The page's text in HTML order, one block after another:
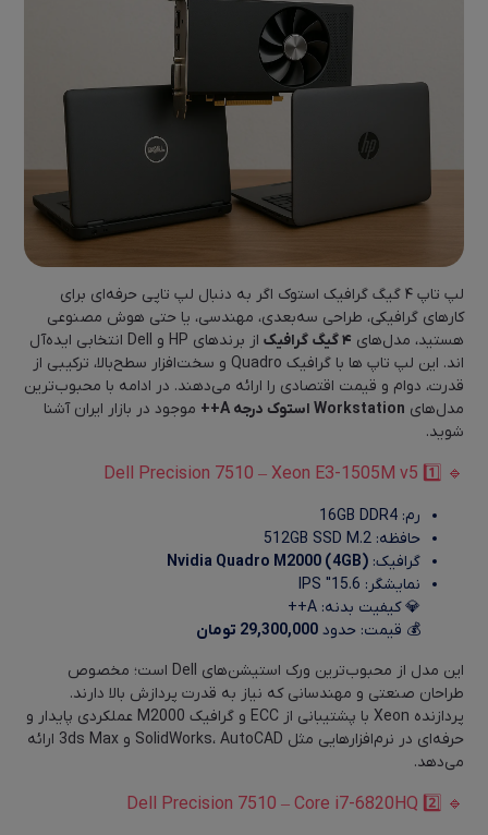
لپ تاپ ۴ گیگ گرافیک استوک اگر به دنبال لپ تاپی حرفه‌ای برای
کارهای گرافیکی، طراحی سه‌بعدی، مهندسی، یا حتی هوش مصنوعی
هستید، مدل‌های ۴ گیگ گرافیک
از برندهای HP و Dell انتخابی ایده‌آل‌
اند. این لپ تاپ‌ ها با گرافیک Quadro و سخت‌افزار سطح‌بالا، ترکیبی از
قدرت، دوام و قیمت اقتصادی را ارائه می‌دهند. در ادامه با محبوب‌ترین
مدل‌های Workstation استوک درجه A++
موجود در بازار ایران آشنا
شوید.
🔹 1️⃣ Dell Precision 7510 – Xeon E3-1505M v5
رم: 16GB DDR4
حافظه: 512GB SSD M.2
گرافیک: Nvidia Quadro M2000 (4GB)
نمایشگر: 15.6″ IPS
💎 کیفیت بدنه: A++
💰 قیمت: حدود 29,300,000 تومان
این مدل از محبوب‌ترین ورک‌ استیشن‌های Dell است؛ مخصوص
طراحان صنعتی و مهندسانی که نیاز به قدرت پردازش بالا دارند.
پردازنده Xeon با پشتیبانی از ECC و گرافیک M2000 عملکردی پایدار و
حرفه‌ای در نرم‌افزارهایی مثل SolidWorks، AutoCAD و 3ds Max ارائه
می‌دهد.
🔹 2️⃣ Dell Precision 7510 – Core i7-6820HQ